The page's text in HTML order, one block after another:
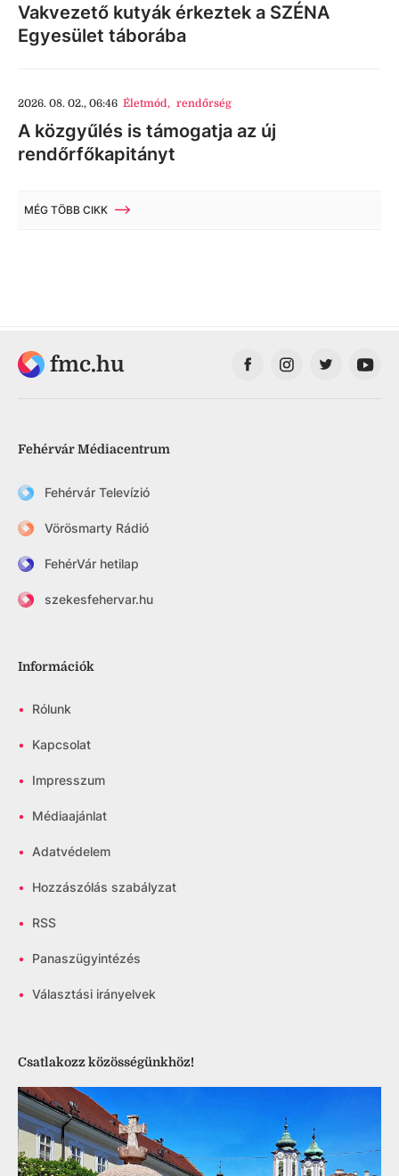
Vakvezető kutyák érkeztek a SZÉNA
Egyesület táborába
2026. 08. 02., 06:46 Életmód, rendőrség
A közgyűlés is támogatja az új
rendőrfőkapitányt
MÉG TÖBB CIKK
fmc.hu
Fehérvár Médiacentrum
Fehérvár Televízió
Vörösmarty Rádió
FehérVár hetilap
szekesfehervar.hu
Információk
• Rólunk
• Kapcsolat
• Impresszum
• Médiaajánlat
• Adatvédelem
• Hozzászólás szabályzat
• RSS
• Panaszügyintézés
• Választási irányelvek
Csatlakozz közösségünkhöz!